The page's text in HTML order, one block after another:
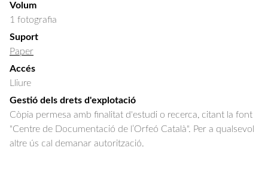
Volum
1 fotografia
Suport
Paper
Accés
Lliure
Gestió dels drets d'explotació
Còpia permesa amb finalitat d'estudi o recerca, citant la font
"Centre de Documentació de l’Orfeó Català". Per a qualsevol
altre ús cal demanar autorització.